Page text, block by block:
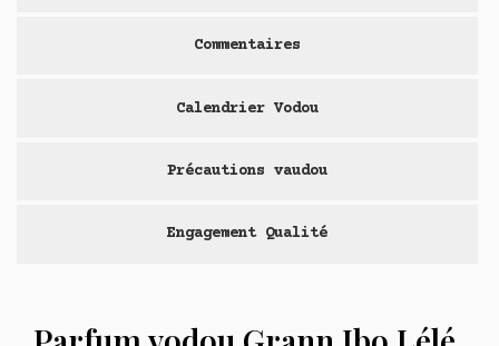
Commentaires
Calendrier Vodou
Précautions vaudou
Engagement Qualité